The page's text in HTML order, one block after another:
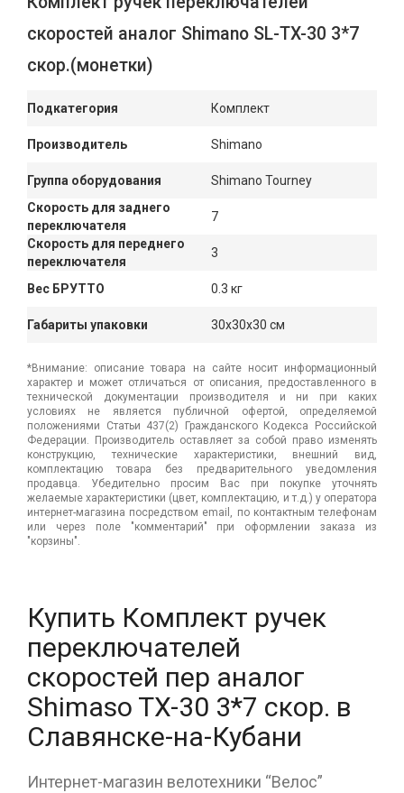
скоростей аналог Shimano SL-TX-30 3*7
скор.(монетки)
Подкатегория Комплект
Производитель Shimano
Группа оборудования
Shimano Tourney
Скорость для заднего
переключателя
7
Скорость для переднего
переключателя
3
Вес БРУТТО 0.3 кг
Габариты упаковки 30x30x30 см
*Внимание: описание товара на сайте носит информационный
характер и может отличаться от описания, предоставленного в
технической документации производителя и ни при каких
условиях не является публичной офертой, определяемой
положениями Статьи 437(2) Гражданского Кодекса Российской
Федерации. Производитель оставляет за собой право изменять
конструкцию, технические характеристики, внешний вид,
комплектацию товара без предварительного уведомления
продавца. Убедительно просим Вас при покупке уточнять
желаемые характеристики (цвет, комплектацию, и т.д.) у оператора
интернет-магазина посредством email, по контактным телефонам
или через поле "комментарий" при оформлении заказа из
"корзины".
Купить Комплект ручек
переключателей
скоростей пер аналог
Shimaso TX-30 3*7 скор. в
Славянске-на-Кубани
Интернет-магазин велотехники “Велос”